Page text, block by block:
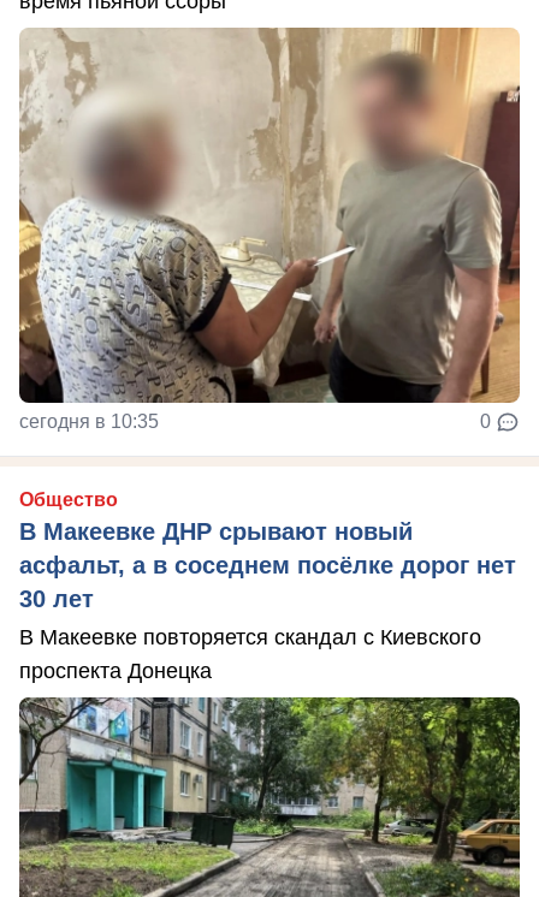
сегодня в 10:35 0
Общество
В Макеевке ДНР срывают новый
асфальт, а в соседнем посёлке дорог нет
30 лет
В Макеевке повторяется скандал с Киевского
проспекта Донецка